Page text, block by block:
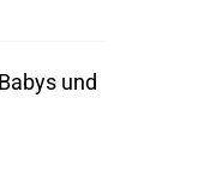
und